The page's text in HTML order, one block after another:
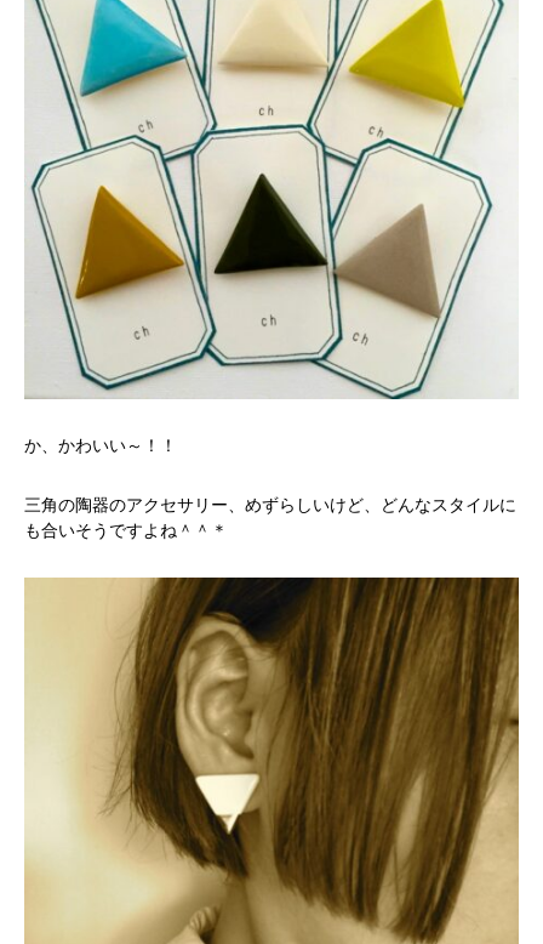
かかみがはら暮らし委員会とは？
か、かわいい～！！
三角の陶器のアクセサリー、めずらしいけど、どんなスタイルに
も合いそうですよね＾＾＊